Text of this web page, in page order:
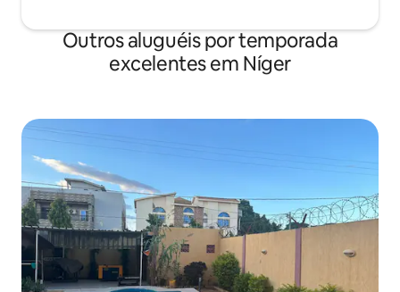
Outros aluguéis por temporada
excelentes em Níger